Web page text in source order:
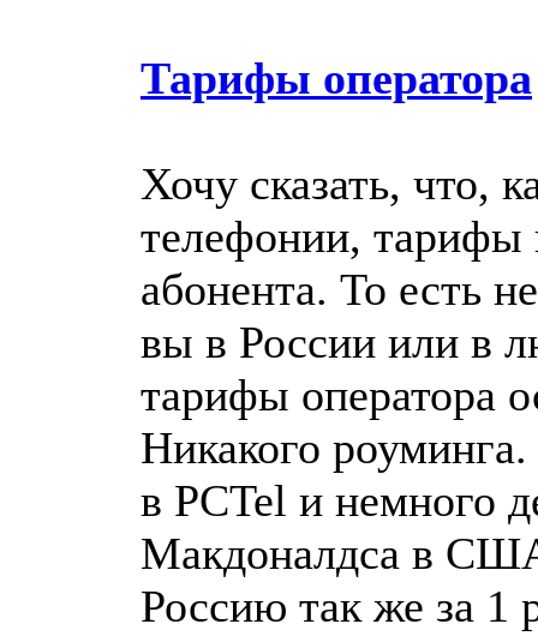
Тарифы оператора
Хочу сказать, что,
телефонии, тарифы
абонента. То есть
вы в России или в
тарифы оператора
Никакого
в PCTel и немного
Макдоналдса в
Россию так же за 1